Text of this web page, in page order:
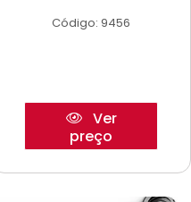
Código: 9456
Ver
preço